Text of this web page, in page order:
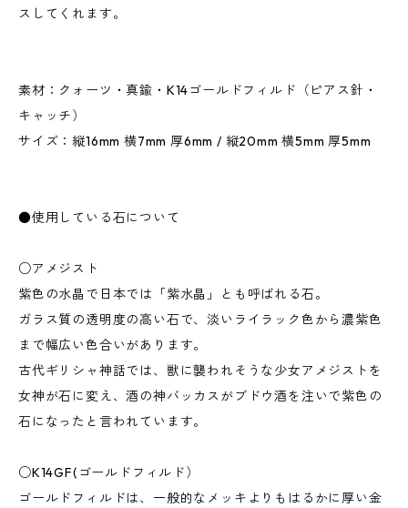
スしてくれます。
素材：クォーツ・真鍮・K14ゴールドフィルド（ピアス針・
キャッチ）
サイズ：縦16mm 横7mm 厚6mm / 縦20mm 横5mm 厚5mm
●使用している石について
○アメジスト
紫色の水晶で日本では「紫水晶」とも呼ばれる石。
ガラス質の透明度の高い石で、淡いライラック色から濃紫色
まで幅広い色合いがあります。
古代ギリシャ神話では、獣に襲われそうな少女アメジストを
女神が石に変え、酒の神バッカスがブドウ酒を注いで紫色の
石になったと言われています。
○K14GF(ゴールドフィルド）
ゴールドフィルドは、一般的なメッキよりもはるかに厚い金